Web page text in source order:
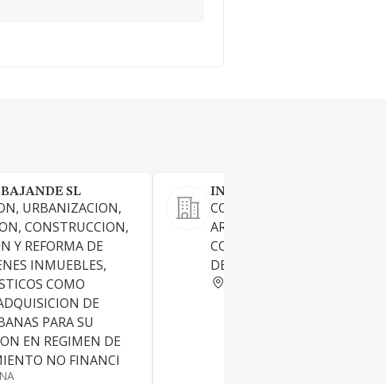
SL
URBANIZACION,
CONSTRUCCION,
Y REFORMA DE
INMUEBLES,
COMO
DE
PARA SU
EN REGIMEN DE
NO FINANCI
INMOBILIARIA XMRD SL
COMPRA, VENTA.
ARRENDAMIENTO Y
CONSTRUCCION DE TODO
DE BIENES INMUEBLES.